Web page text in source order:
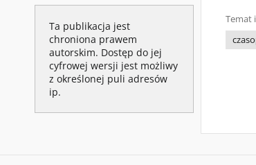
Ta publikacja jest
chroniona prawem
autorskim. Dostęp do jej
cyfrowej wersji jest możliwy
z określonej puli adresów
ip.
Temat